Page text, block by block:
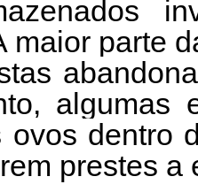
maior parte
algumas
ovos dentro
prestes a